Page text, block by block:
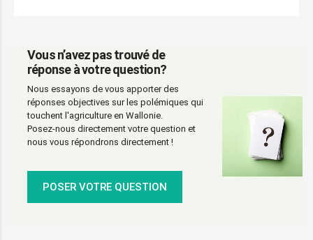
Vous n’avez pas trouvé de
réponse à votre question?
Nous essayons de vous apporter des
réponses objectives sur les polémiques qui
touchent l'agriculture en Wallonie.
Posez-nous directement votre question et
nous vous répondrons directement !
POSER VOTRE QUESTION